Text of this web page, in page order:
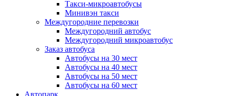
Такси-микроавтобусы
Минивэн такси
Междугородние перевозки
Междугородний автобус
Междугородний микроавтобус
Заказ автобуса
Автобусы на 30 мест
Автобусы на 40 мест
Автобусы на 50 мест
Автобусы на 60 мест
Автопарк